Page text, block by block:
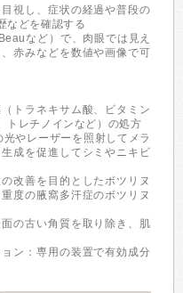
視し、症状の経過や普段の
などを確認する
など）で、肉眼では見え
赤みなどを数値や画像で可
トラネキサム酸、ビタミン
トレチノインなど）の処方
やレーザーを照射してメラ
成を促進してシミやニキビ
改善を目的としたボツリヌ
度の腋窩多汗症のボツリヌ
の古い角質を取り除き、肌
ン：専用の装置で有効成分